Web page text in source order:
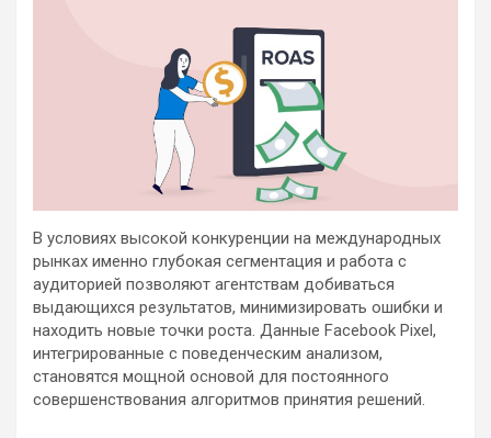
В условиях высокой конкуренции на международных
рынках именно глубокая сегментация и работа с
аудиторией позволяют агентствам добиваться
выдающихся результатов, минимизировать ошибки и
находить новые точки роста. Данные Facebook Pixel,
интегрированные с поведенческим анализом,
становятся мощной основой для постоянного
совершенствования алгоритмов принятия решений.